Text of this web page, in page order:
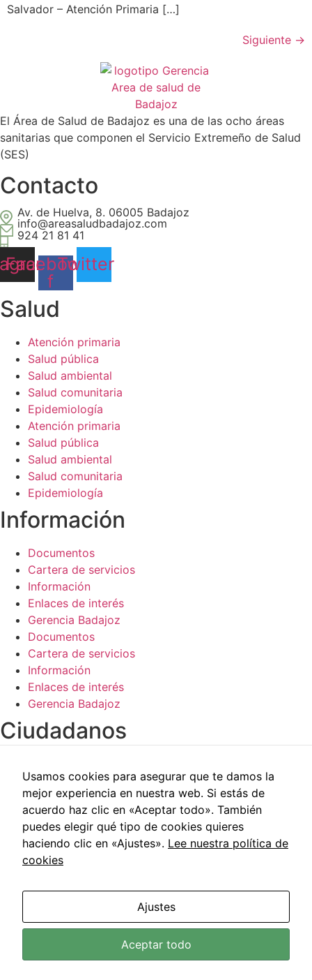
Salvador – Atención Primaria […]
Siguiente →
El Área de Salud de Badajoz es una de las ocho áreas
sanitarias que componen el Servicio Extremeño de Salud
(SES)
Contacto
Av. de Huelva, 8. 06005 Badajoz
info@areasaludbadajoz.com
924 21 81 41
Facebook-
f
Twitter
Salud​
Atención primaria
Salud pública
Salud ambiental
Salud comunitaria
Epidemiología
Atención primaria
Salud pública
Salud ambiental
Salud comunitaria
Epidemiología
Información​
Documentos
Cartera de servicios
Información
Enlaces de interés
Gerencia Badajoz
Documentos
Cartera de servicios
Información
Enlaces de interés
Gerencia Badajoz
Ciudadanos​
Centros de salud
Trabajo social
Reclamaciones
Cita previa
Carpeta del paciente
Centros de salud
Área de Salud de Badajoz © 2021 | Todos los Derechos
Aviso Legal|Política de Privacidad
de Cookies |Accesibilidad
Usamos cookies para asegurar que te damos la
mejor experiencia en nuestra web. Si estás de
acuerdo haz clic en «Aceptar todo». También
puedes elegir qué tipo de cookies quieres
haciendo clic en «Ajustes». Lee nuestra política de
cookies
Ajustes
Aceptar todo